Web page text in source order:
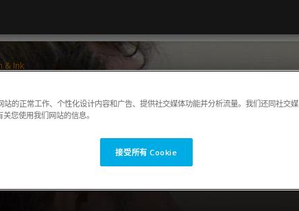
& Ink
的正常工作、个性化设计内容和广告、提供社交媒体功能并分析流量。我们还同社交媒
您使用我们网站的信息。
接受所有 Cookie